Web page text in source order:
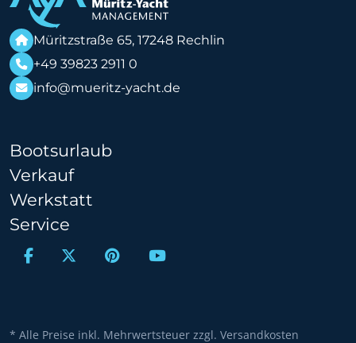
Müritzstraße 65, 17248 Rechlin
+49 39823 2911 0
info@mueritz-yacht.de
Bootsurlaub
Verkauf
Werkstatt
Service
* Alle Preise inkl. Mehrwertsteuer zzgl. Versandkosten